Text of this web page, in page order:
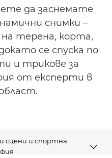
да заснемате
снимки –
на терена, корта,
се спуска по
и трикове за
от експерти в
сцени и спортна